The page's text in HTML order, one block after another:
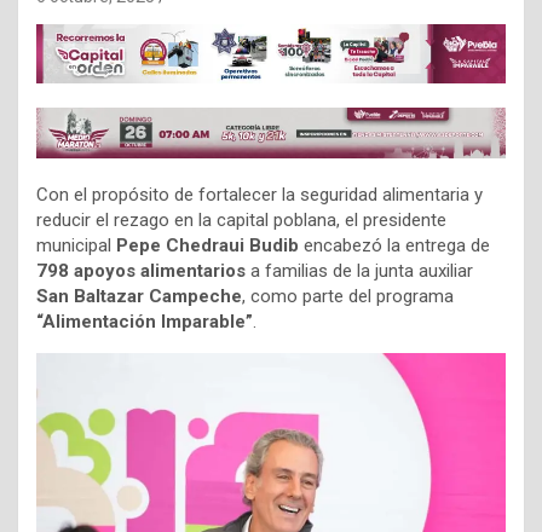
Con el propósito de fortalecer la seguridad alimentaria y
reducir el rezago en la capital poblana, el presidente
municipal Pepe Chedraui Budib encabezó la entrega de
798 apoyos alimentarios a familias de la junta auxiliar
San Baltazar Campeche, como parte del programa
“Alimentación Imparable”.